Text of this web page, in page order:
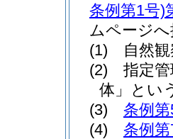
条例第1号)
ムページ
(1)
自然
(2)
指定
体」とい
(3)
条例
(4)
条例